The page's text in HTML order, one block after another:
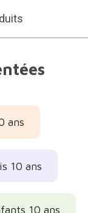
ans
10 ans
10 ans